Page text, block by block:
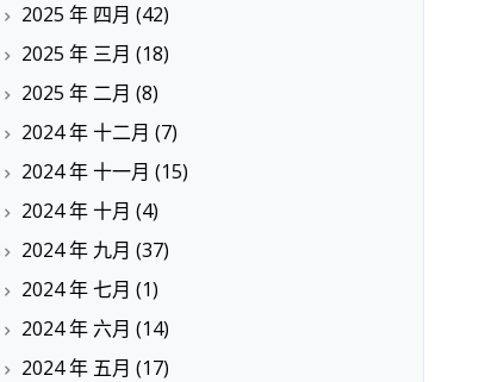
2025 年 四月 (42)
2025 年 三月 (18)
2025 年 二月 (8)
2024 年 十二月 (7)
2024 年 十一月 (15)
2024 年 十月 (4)
2024 年 九月 (37)
2024 年 七月 (1)
2024 年 六月 (14)
2024 年 五月 (17)